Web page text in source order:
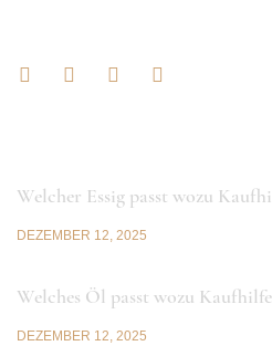
Welcher Essig passt wozu
DEZEMBER 12, 2025
Welches Öl passt wozu
DEZEMBER 12, 2025